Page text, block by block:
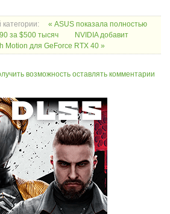
« ASUS показала полностью
за $500 тысяч
NVIDIA добавит
Motion для GeForce RTX 40 »
возможность оставлять комментарии